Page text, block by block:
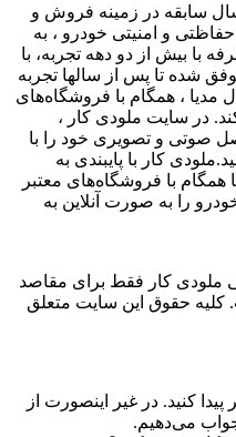
ملودی کار با بیش از ۲۰ سال سابقه در زمینه فروش و
و امنیتی خودرو ، به
با بیش از دو دهه تجربه، با
شده تا پس از سالها تجربه
، همگام با فروشگاه‌های
در سایت ملودی کار ،
صوتی و تصویری خود را با
کار با پایبندی به
با فروشگاه‌های معتبر
را به صورت آنلاین به
ملودی کار فقط برای مقاصد
کلیه حقوق این سایت متعلق
کنید. در غیر اینصورت از
جواب می‌دهیم.